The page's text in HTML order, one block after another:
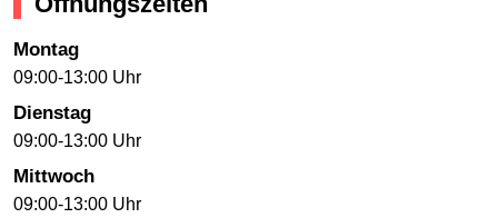
Montag
09:00-13:00 Uhr
Dienstag
09:00-13:00 Uhr
Mittwoch
09:00-13:00 Uhr